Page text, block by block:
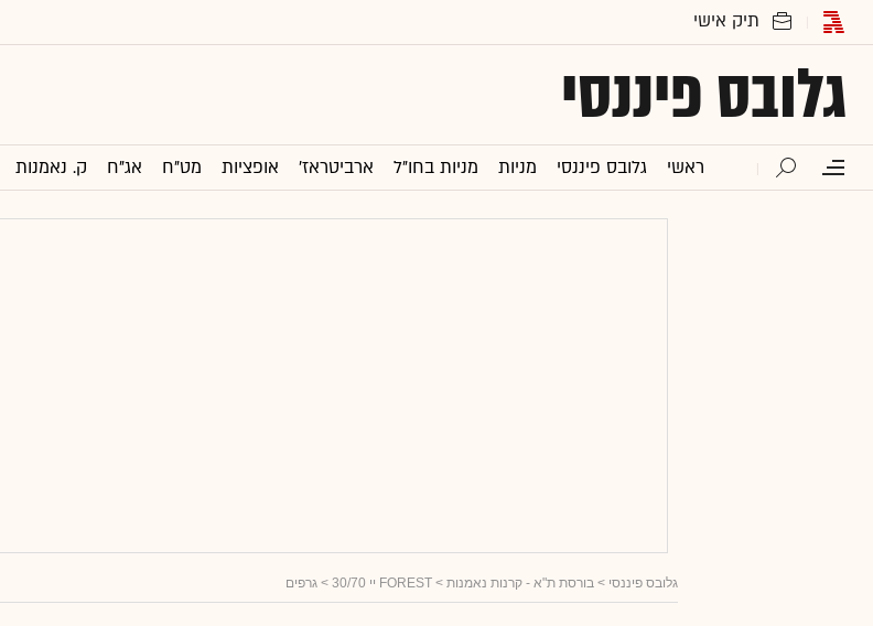
גלובס פיננסי
ראשי גלובס פיננסי מניות מניות בחו"ל ארביטראז' אופציות מט"ח אג"ח ק. נאמנות
גלובס פיננסי > בורסת ת"א - קרנות נאמנות > FOREST יי 30/70 > גרפים